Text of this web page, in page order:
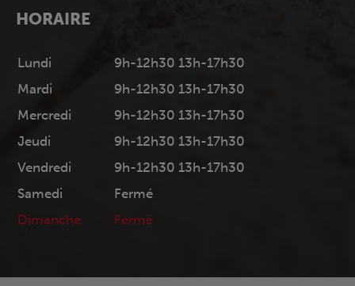
HORAIRE
Lundi
9h-12h30 13h-17h30
Mardi
9h-12h30 13h-17h30
Mercredi
9h-12h30 13h-17h30
Jeudi
9h-12h30 13h-17h30
Vendredi
9h-12h30 13h-17h30
Samedi
Fermé
Dimanche
Fermé